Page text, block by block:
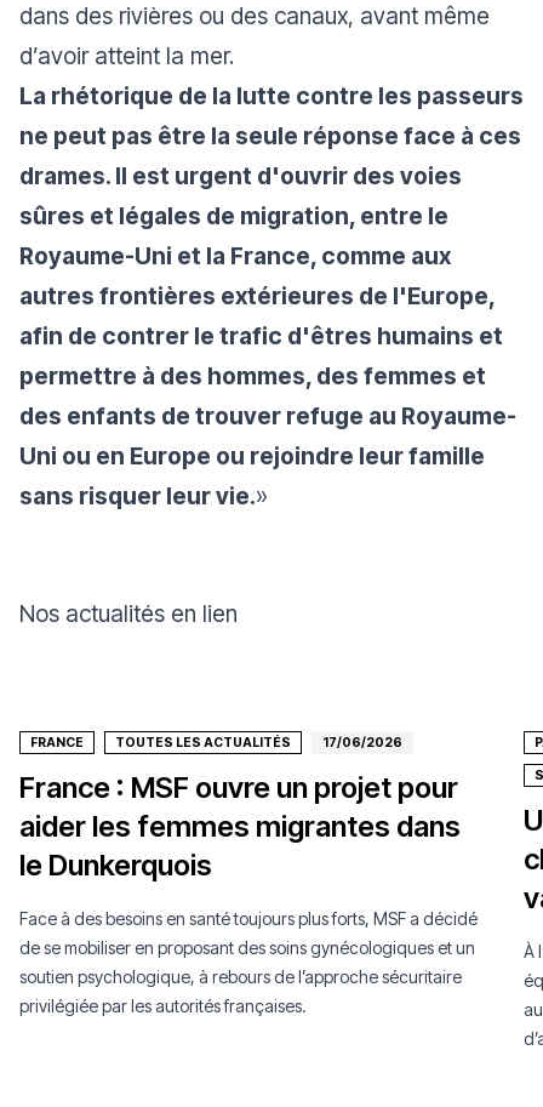
dans des rivières ou des canaux, avant même
d’avoir atteint la mer.
La rhétorique de la lutte contre les passeurs
ne peut pas être la seule réponse face à ces
drames. Il est urgent d'ouvrir des voies
sûres et légales de migration, entre le
Royaume-Uni et la France, comme aux
autres frontières extérieures de l'Europe,
afin de contrer le trafic d'êtres humains et
permettre à des hommes, des femmes et
des enfants de trouver refuge au Royaume-
Uni ou en Europe ou rejoindre leur famille
sans risquer leur vie.»
Nos actualités en lien
FRANCE TOUTES LES ACTUALITÉS 17/06/2026
France : MSF ouvre un projet pour
aider les femmes migrantes dans
le Dunkerquois
Face à des besoins en santé toujours plus forts, MSF a décidé
de se mobiliser en proposant des soins gynécologiques et un
soutien psychologique, à rebours de l’approche sécuritaire
privilégiée par les autorités françaises.
À